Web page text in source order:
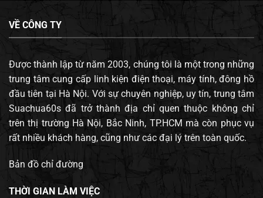
VỀ CÔNG TY
Được thành lập từ năm 2003, chúng tôi là một trong những
trung tâm cung cấp linh kiện điện thoại, máy tính, đông hồ
đầu tiên tại Hà Nội. Với sự chuyên nghiệp, uy tín, trung tâm
Suachua60s đã trở thành địa chỉ quen thuộc không chỉ
trên thị trường Hà Nội, Bắc Ninh, TP.HCM mà còn phục vụ
rất nhiều khách hàng, cũng như các đại lý trên toàn quốc.
Bản đồ chỉ đường
THỜI GIAN LÀM VIỆC